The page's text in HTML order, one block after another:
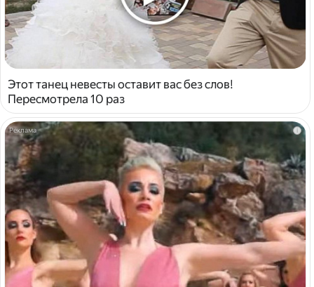
Этот танец невесты оставит вас без слов!
Пересмотрела 10 раз
i